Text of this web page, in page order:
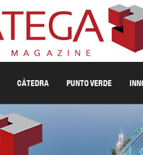
CÁTEDRA PUNTO VERDE